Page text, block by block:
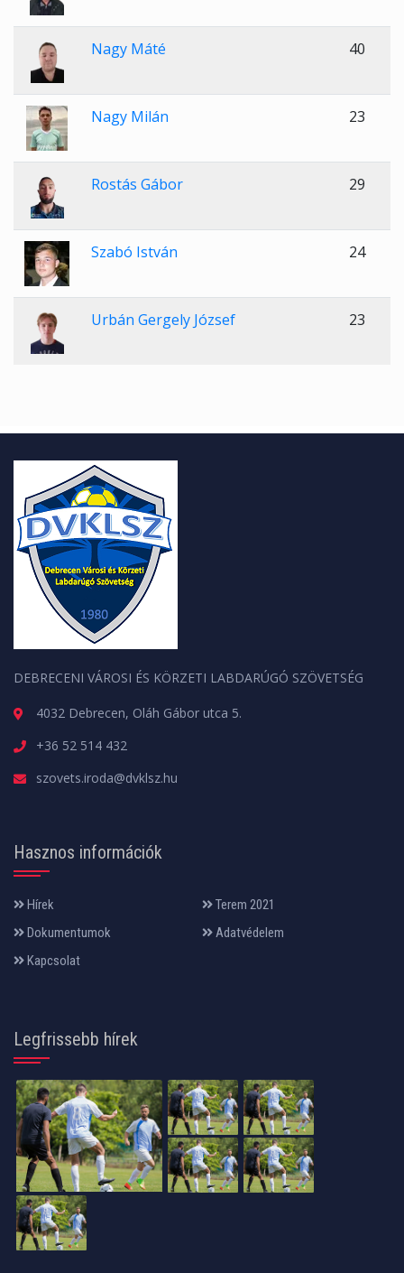
Nagy Máté 40
Nagy Milán 23
Rostás Gábor 29
Szabó István 24
Urbán Gergely József 23
DEBRECENI VÁROSI ÉS KÖRZETI LABDARÚGÓ SZÖVETSÉG
4032 Debrecen, Oláh Gábor utca 5.
+36 52 514 432
szovets.iroda@dvklsz.hu
Hasznos információk
Hírek
Terem 2021
Dokumentumok
Adatvédelem
Kapcsolat
Legfrissebb hírek